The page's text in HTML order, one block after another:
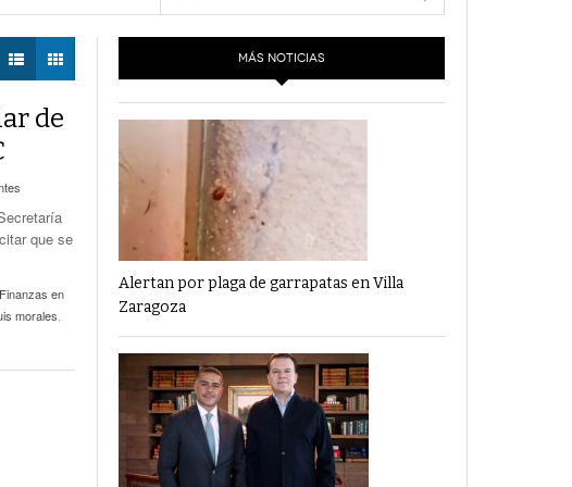
Financiamiento’ Por PC29
‘La Laguna: Bomba De Tiempo Por Falta De
Planeación’ Por PC29
‘Las Corrupciones, Sus Formas Y Efectos’ Por
PC29 - 7 mayo, 2021
de
que se
en
morales
MÁS NOTICIAS
Alertan por plaga de garrapatas en Villa
Zaragoza